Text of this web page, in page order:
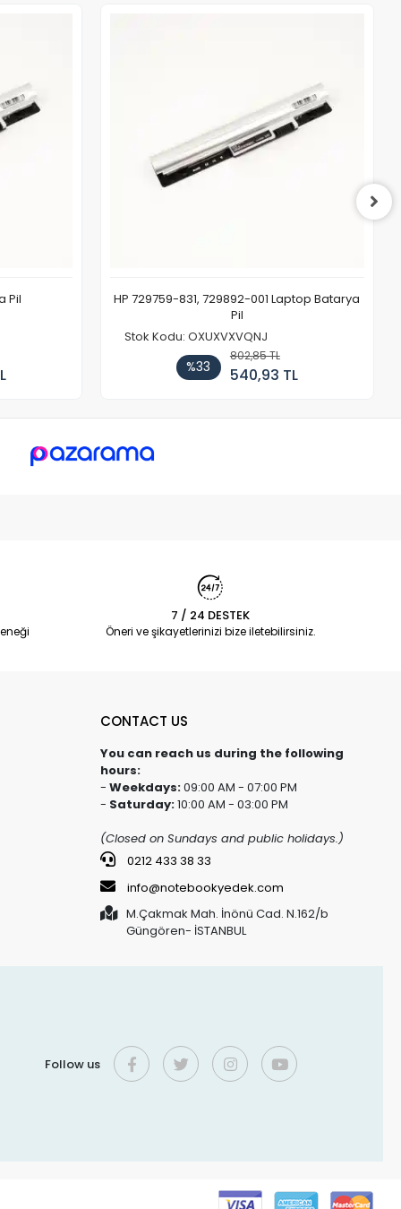
Pil
HP 729759-831, 729892-001 Laptop Batarya
Pil
Stok Kodu: OXUXVXVQNJ
%33
802,85 TL
540,93 TL
7 / 24 DESTEK
Öneri ve şikayetlerinizi bize iletebilirsiniz.
CONTACT US
You can reach us during the following
hours:
- Weekdays:09:00 AM - 07:00 PM
- Saturday:10:00 AM - 03:00 PM
(Closed on Sundays and public holidays.)
0212 433 38 33
info@notebookyedek.com
M.Çakmak Mah. İnönü Cad. N.162/b
Güngören- İSTANBUL
Follow us